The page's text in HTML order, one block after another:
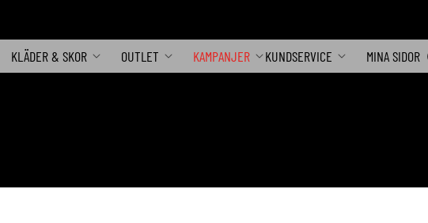
KLÄDER & SKOR OUTLET KAMPANJER KUNDSERVICE MINA SIDOR